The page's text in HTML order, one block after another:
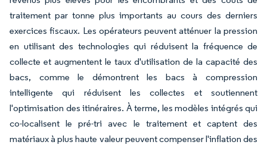
traitement par tonne plus importants au cours des derniers
exercices fiscaux. Les opérateurs peuvent atténuer la pression
en utilisant des technologies qui réduisent la fréquence de
collecte et augmentent le taux d'utilisation de la capacité des
bacs, comme le démontrent les bacs à compression
intelligente qui réduisent les collectes et soutiennent
l'optimisation des itinéraires. À terme, les modèles intégrés qui
co-localisent le pré-tri avec le traitement et captent des
matériaux à plus haute valeur peuvent compenser l'inflation des